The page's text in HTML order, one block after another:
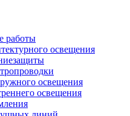
работы
освещения
освещения
освещения